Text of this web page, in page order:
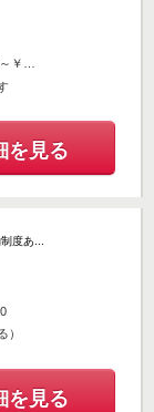
を見る
度あ...
）
を見る